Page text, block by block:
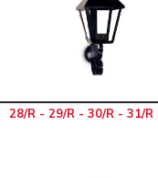
28/R - 29/R - 30/R - 31/R